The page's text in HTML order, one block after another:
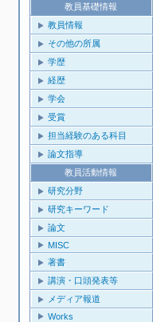
教員基礎情報
教員情報
その他の所属
学歴
経歴
学会
受賞
担当経験のある科目
論文指導
教員活動情報
研究分野
研究キーワード
論文
MISC
著書
講演・口頭発表等
メディア報道
Works